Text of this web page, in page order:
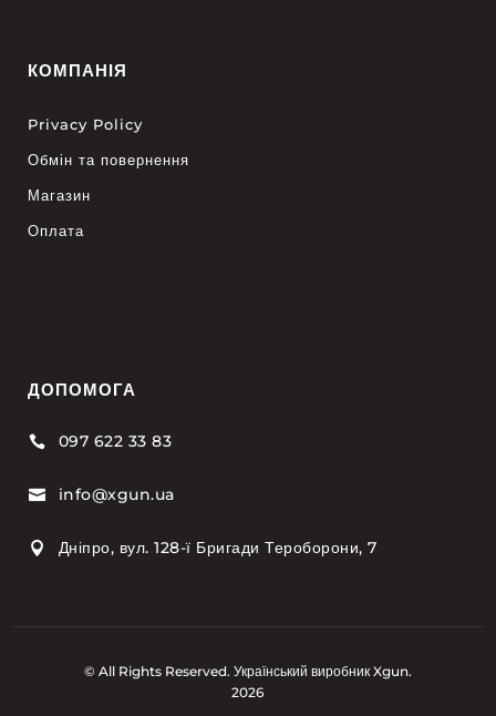
КОМПАНІЯ
Privacy Policy
Обмін та повернення
Магазин
Оплата
ДОПОМОГА
 097 622 33 83
 info@xgun.ua
 Дніпро, вул. 128-ї Бригади Тероборони, 7
© All Rights Reserved. Український виробник Xgun.
2026